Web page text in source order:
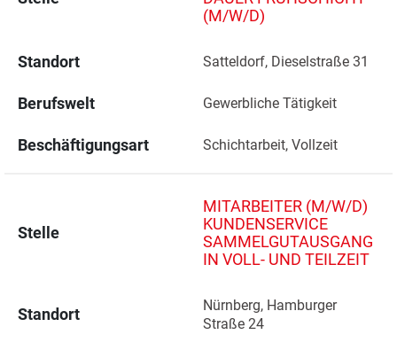
(M/W/D)
Standort Satteldorf, Dieselstraße 31
Berufswelt Gewerbliche Tätigkeit
Beschäftigungsart Schichtarbeit, Vollzeit
Stelle
MITARBEITER (M/W/D)
KUNDENSERVICE
SAMMELGUTAUSGANG
IN VOLL- UND TEILZEIT
Standort
Nürnberg, Hamburger
Straße 24